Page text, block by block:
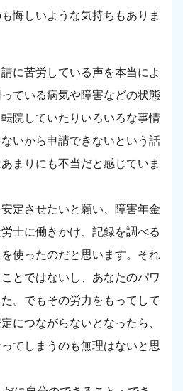
悔しいような気持ちもありま
に苦労している声を本当によ
ている病気や障害などの状態
院していたりいろいろな事情
いから申請できないという話
まりにも不当だと感じていま
定させたいと願い、障害年金
士に働きかけ、記録を調べる
使ったのだと思います。それ
とではないし、あなたのパワ
。でもその労力をもってして
につながらないとなったら、
てしまうのも無理はないと思